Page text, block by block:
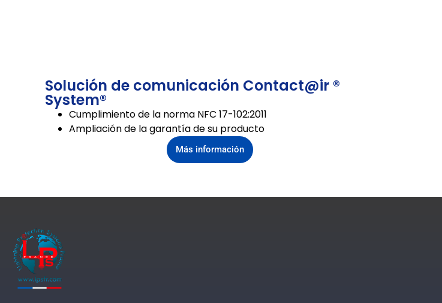
Solución de comunicación Contact@ir ®
System®
Cumplimiento de la norma NFC 17-102:2011
Ampliación de la garantía de su producto
Más información